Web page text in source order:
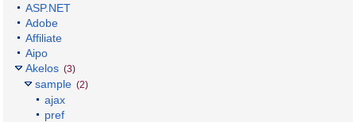
ASP.NET
Adobe
Affiliate
Aipo
Akelos (3)
sample (2)
ajax
pref